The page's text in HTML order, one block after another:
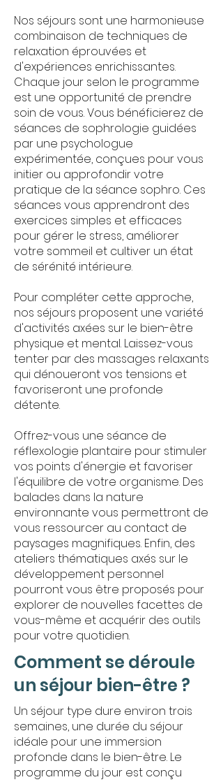
Nos séjours sont une harmonieuse
combinaison de techniques de
relaxation éprouvées et
d'expériences enrichissantes.
Chaque jour selon le programme
est une opportunité de prendre
soin de vous. Vous bénéficierez de
séances de sophrologie guidées
par une psychologue
expérimentée, conçues pour vous
initier ou approfondir votre
pratique de la séance sophro. Ces
séances vous apprendront des
exercices simples et efficaces
pour gérer le stress, améliorer
votre sommeil et cultiver un état
de sérénité intérieure.
Pour compléter cette approche,
nos séjours proposent une variété
d'activités axées sur le bien-être
physique et mental. Laissez-vous
tenter par des massages relaxants
qui dénoueront vos tensions et
favoriseront une profonde
détente.
Offrez-vous une séance de
réflexologie plantaire pour stimuler
vos points d'énergie et favoriser
l'équilibre de votre organisme. Des
balades dans la nature
environnante vous permettront de
vous ressourcer au contact de
paysages magnifiques. Enfin, des
ateliers thématiques axés sur le
développement personnel
pourront vous être proposés pour
explorer de nouvelles facettes de
vous-même et acquérir des outils
pour votre quotidien.
Comment se déroule
un séjour bien-être ?
Un séjour type dure environ trois
semaines, une durée du séjour
idéale pour une immersion
profonde dans le bien-être. Le
programme du jour est conçu